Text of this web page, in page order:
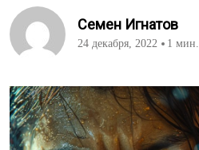
Семен Игнатов
24 декабря, 2022 1 мин.